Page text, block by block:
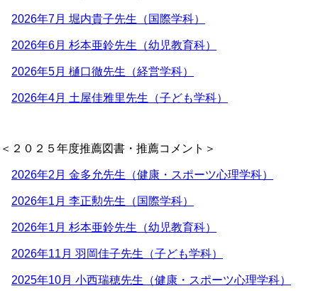
2026年7月 堀内貴子先生（国際学科）
2026年6月 杉本亜鈴先生（幼児教育科）
2026年5月 樋口徹先生（経営学科）
2026年4月 土屋佳雅里先生（子ども学科）
＜２０２５年度推薦図書・推薦コメント＞
2026年2月 金多允先生（健康・スポーツ心理学科）
2026年1月 李正勲先生（国際学科）
2026年1月 杉本亜鈴先生（幼児教育科）
2026年11月 羽岡佳子先生（子ども学科）
2025年10月 小西瑞穂先生（健康・スポーツ心理学科）